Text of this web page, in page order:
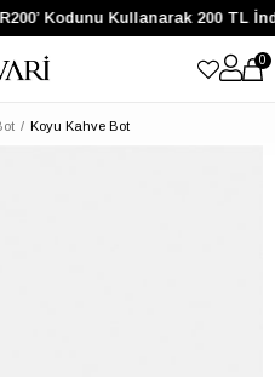
Kodunu Kullanarak 200 TL
0
Koyu Kahve Bot